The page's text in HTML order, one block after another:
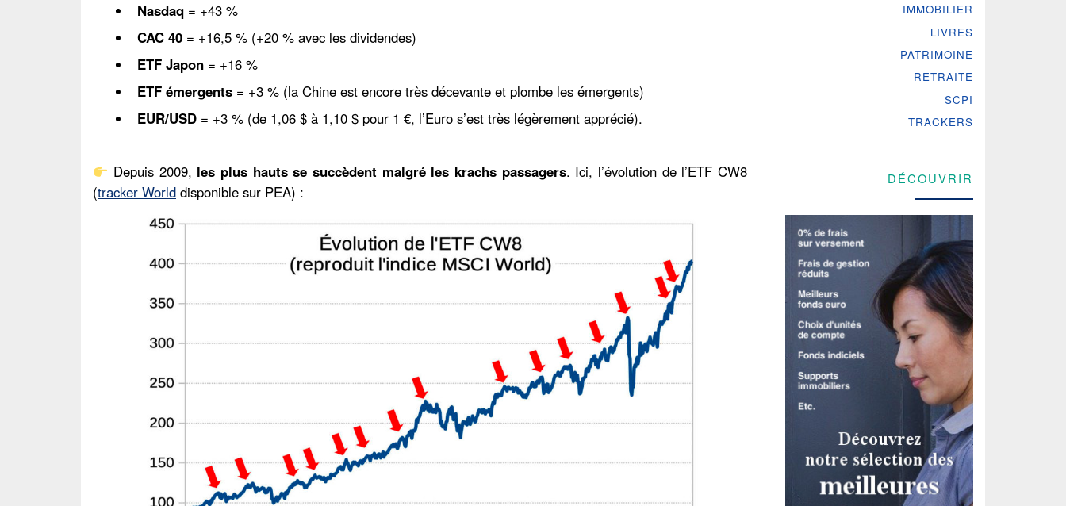
Nasdaq = +43 %
CAC 40 = +16,5 % (+20 % avec les dividendes)
ETF Japon = +16 %
ETF émergents = +3 % (la Chine est encore très décevante et plombe les émergents)
EUR/USD = +3 % (de 1,06 $ à 1,10 $ pour 1 €, l’Euro s’est très légèrement apprécié).
Depuis 2009, les plus hauts se succèdent malgré les krachs passagers. Ici, l’évolution de l’ETF CW8
(tracker World disponible sur PEA) :
IMMOBILIER
LIVRES
PATRIMOINE
RETRAITE
SCPI
TRACKERS
DÉCOUVRIR